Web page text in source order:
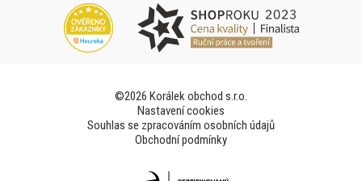
©2026 Korálek obchod s.r.o.
Nastavení cookies
Souhlas se zpracováním osobních údajů
Obchodní podmínky